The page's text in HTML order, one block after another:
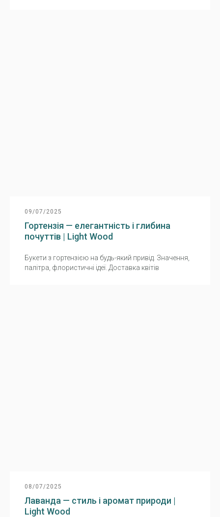
09/07/2025
Гортензія — елегантність і глибина
почуттів | Light Wood
Букети з гортензією на будь-який привід. Значення,
палітра, флористичні ідеї. Доставка квітів
08/07/2025
Лаванда — стиль і аромат природи |
Light Wood